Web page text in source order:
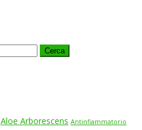
Aloe Arborescens Antinfiammatorio